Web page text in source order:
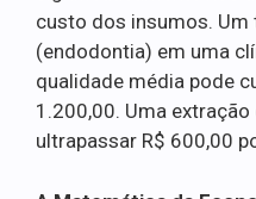
custo dos insumos.
(endodontia) em uma
qualidade média pode
1.200,00. Uma
ultrapassar R$ 600,00